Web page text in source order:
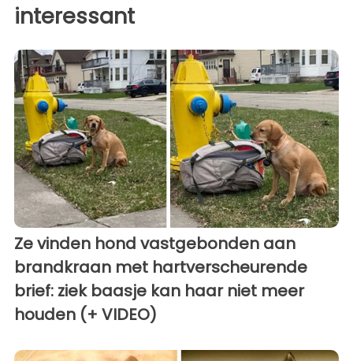
interessant
Ze vinden hond vastgebonden aan
brandkraan met hartverscheurende
brief: ziek baasje kan haar niet meer
houden (+ VIDEO)